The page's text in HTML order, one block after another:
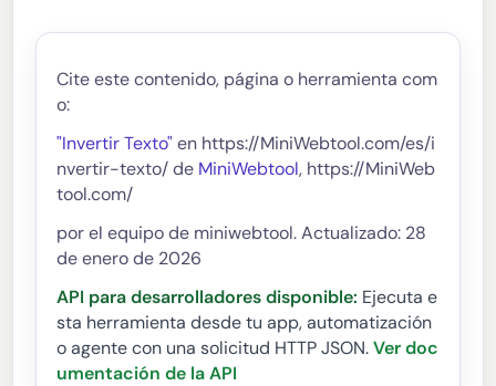
Cite este contenido, página o herramienta com
o:
"Invertir Texto" en https://MiniWebtool.com/es/i
nvertir-texto/ de MiniWebtool, https://MiniWeb
tool.com/
por el equipo de miniwebtool. Actualizado: 28
de enero de 2026
API para desarrolladores disponible: Ejecuta e
sta herramienta desde tu app, automatización
o agente con una solicitud HTTP JSON. Ver doc
umentación de la API